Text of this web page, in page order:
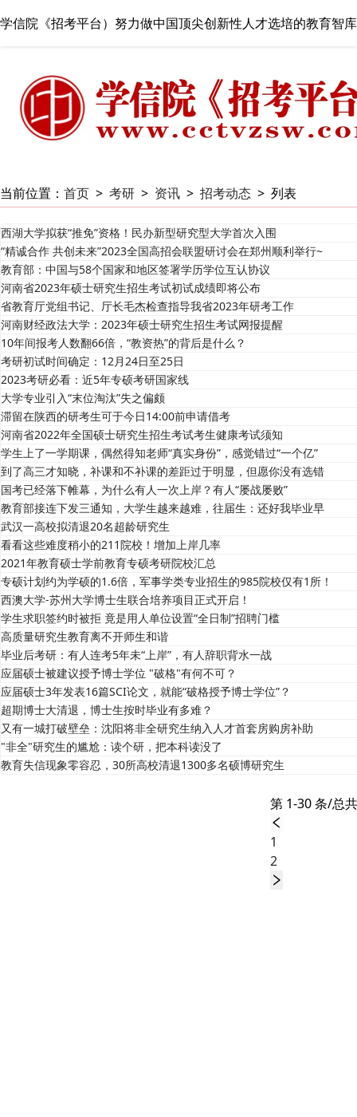
学信院《招考平台）努力做中国顶尖创新性人才选培的教育智库
当前位置： 首页 > 考研 > 资讯 > 招考动态 > 列表
西湖大学拟获“推免”资格！民办新型研究型大学首次入围
“精诚合作 共创未来”2023全国高招会联盟研讨会在郑州顺利举行~
教育部：中国与58个国家和地区签署学历学位互认协议
河南省2023年硕士研究生招生考试初试成绩即将公布
省教育厅党组书记、厅长毛杰检查指导我省2023年研考工作
河南财经政法大学：2023年硕士研究生招生考试网报提醒
10年间报考人数翻66倍，“教资热”的背后是什么？
考研初试时间确定：12月24日至25日
2023考研必看：近5年专硕考研国家线
大学专业引入“末位淘汰”失之偏颇
滞留在陕西的研考生可于今日14:00前申请借考
河南省2022年全国硕士研究生招生考试考生健康考试须知
学生上了一学期课，偶然得知老师“真实身份”，感觉错过“一个亿”
到了高三才知晓，补课和不补课的差距过于明显，但愿你没有选错
国考已经落下帷幕，为什么有人一次上岸？有人“屡战屡败”
教育部接连下发三通知，大学生越来越难，往届生：还好我毕业早
武汉一高校拟清退20名超龄研究生
看看这些难度稍小的211院校！增加上岸几率
2021年教育硕士学前教育专硕考研院校汇总
专硕计划约为学硕的1.6倍，军事学类专业招生的985院校仅有1所！
西澳大学-苏州大学博士生联合培养项目正式开启！
学生求职签约时被拒 竟是用人单位设置“全日制”招聘门槛
高质量研究生教育离不开师生和谐
毕业后考研：有人连考5年未“上岸”，有人辞职背水一战
应届硕士被建议授予博士学位 "破格"有何不可？
应届硕士3年发表16篇SCI论文，就能“破格授予博士学位”？
超期博士大清退，博士生按时毕业有多难？
又有一城打破壁垒：沈阳将非全研究生纳入人才首套房购房补助
"非全"研究生的尴尬：读个研，把本科读没了
教育失信现象零容忍，30所高校清退1300多名硕博研究生
第 1-30 条/总
1
2